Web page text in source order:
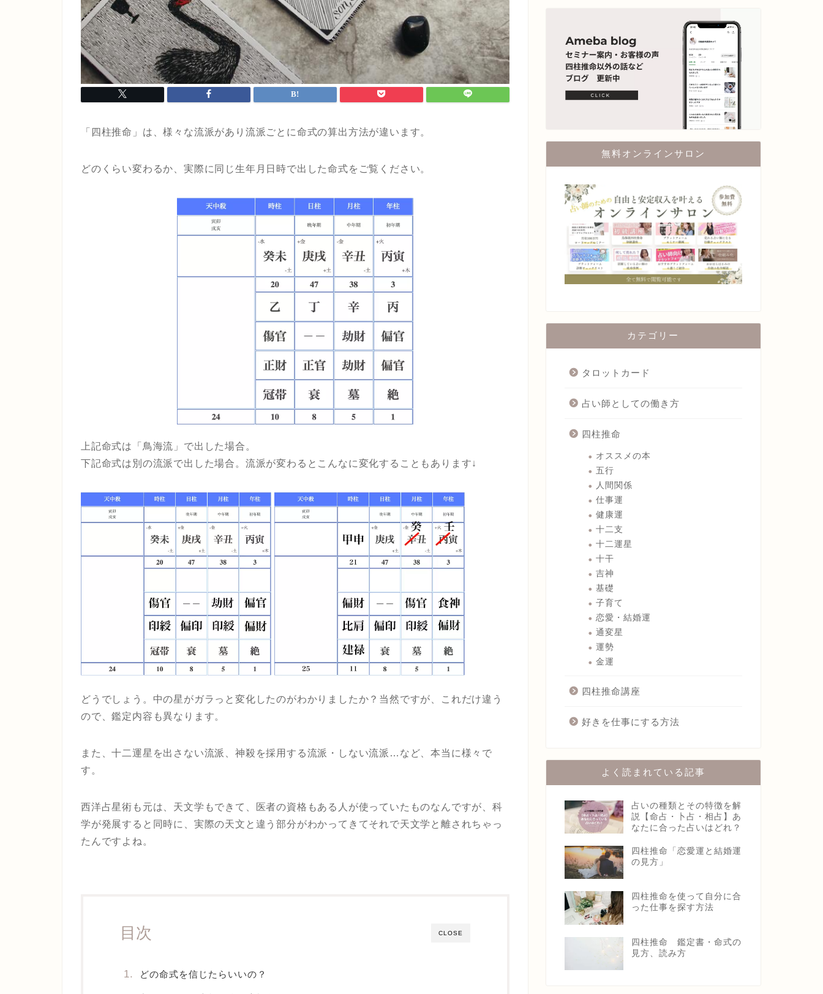
「四柱推命」は、様々な流派があり流派ごとに命式の算出方法が違います。
どのくらい変わるか、実際に同じ生年月日時で出した命式をご覧ください。
上記命式は「鳥海流」で出した場合。
下記命式は別の流派で出した場合。流派が変わるとこんなに変化することもあります↓
どうでしょう。中の星がガラっと変化したのがわかりましたか？当然ですが、これだけ違う
ので、鑑定内容も異なります。
また、十二運星を出さない流派、神殺を採用する流派・しない流派…など、本当に様々で
す。
西洋占星術も元は、天文学もできて、医者の資格もある人が使っていたものなんですが、科
学が発展すると同時に、実際の天文と違う部分がわかってきてそれで天文学と離されちゃっ
たんですよね。
CLOSE
目次
どの命式を信じたらいいの？
無料オンラインサロン
カテゴリー
タロットカード
占い師としての働き方
四柱推命
オススメの本
五行
人間関係
仕事運
健康運
十二支
十二運星
十干
吉神
基礎
子育て
恋愛・結婚運
通変星
運勢
金運
四柱推命講座
好きを仕事にする方法
よく読まれている記事
占いの種類とその特徴を解
説【命占・卜占・相占】あ
なたに合った占いはどれ？
四柱推命「恋愛運と結婚運
の見方」
四柱推命を使って自分に合
った仕事を探す方法
四柱推命 鑑定書・命式の
見方、読み方